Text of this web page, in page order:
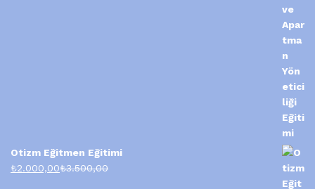
Otizm Eğitmen Eğitimi
₺2.000,00₺3.500,00